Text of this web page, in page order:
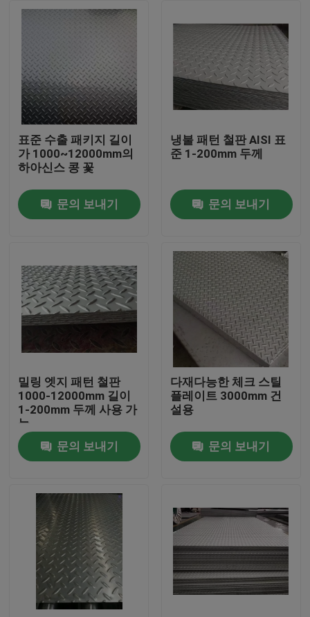
홈
동영상
회사 소개
공장 투어
품질 관리
견적 요청
스테인리스강 코일
냉연 강판 코일
표준 수출 패키지 길이
가 1000~12000mm의
하아신스 콩 꽃
문의 보내기
냉불 패턴 철판 AISI 표
준 1-200mm 두께
문의 보내기
밀링 엣지 패턴 철판
1000-12000mm 길이
1-200mm 두께 사용 가
능
문의 보내기
다재다능한 체크 스틸
플레이트 3000mm 건
설용
문의 보내기